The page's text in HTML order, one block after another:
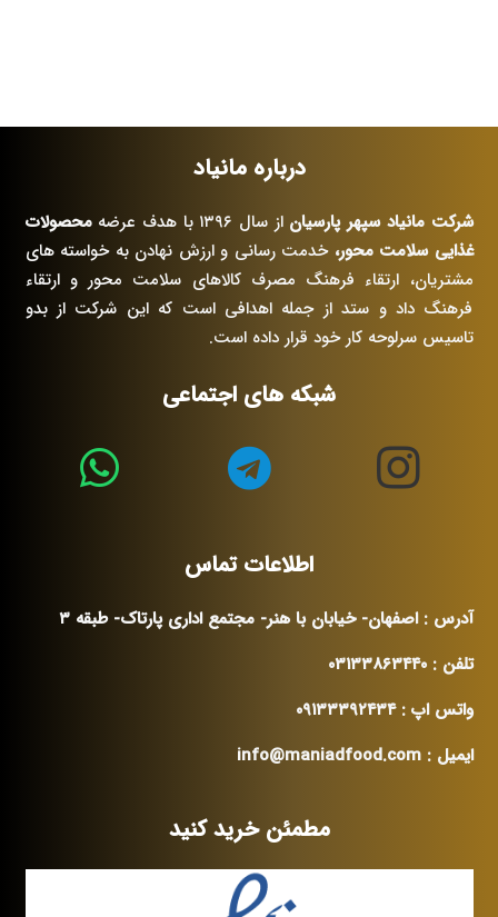
درباره مانیاد
شرکت مانیاد سپهر پارسیان از سال ۱۳۹۶ با هدف عرضه
محصولات
غذایی سلامت محور، خدمت رسانی و ارزش نهادن به خواسته های
مشتریان، ارتقاء فرهنگ مصرف کالاهای سلامت محور و ارتقاء
فرهنگ داد و ستد از جمله اهدافی است که این شرکت از بدو
تاسیس سرلوحه کار خود قرار داده است.
شبکه های اجتماعی
اطلاعات تماس
آدرس : اصفهان- خیابان با هنر- مجتمع اداری پارتاک- طبقه ۳
تلفن : ۰۳۱۳۳۸۶۳۴۴۰
واتس اپ : ۰۹۱۳۳۳۹۲۴۳۴
ایمیل : info@maniadfood.com
مطمئن خرید کنید